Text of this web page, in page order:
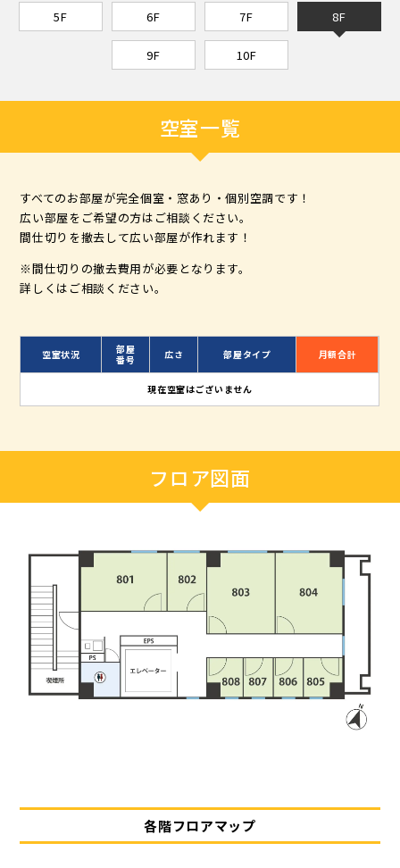
5F 6F 7F 8F
9F 10F
空室一覧
すべてのお部屋が完全個室・窓あり・個別空調です！
広い部屋をご希望の方はご相談ください。
間仕切りを撤去して広い部屋が作れます！
※間仕切りの撤去費用が必要となります。
詳しくはご相談ください。
空室状況
部屋
番号
広さ 部屋タイプ 月額合計
現在空室はございません
フロア図面
各階フロアマップ